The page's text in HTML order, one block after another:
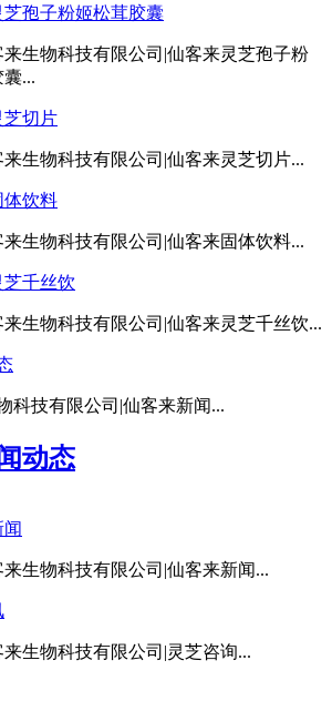
芝孢子粉姬松茸胶囊
生物科技有限公司|仙客来灵芝孢子粉
...
芝切片
生物科技有限公司|仙客来灵芝切片...
体饮料
生物科技有限公司|仙客来固体饮料...
芝千丝饮
生物科技有限公司|仙客来灵芝千丝饮...
科技有限公司|仙客来新闻...
动态
生物科技有限公司|仙客来新闻...
生物科技有限公司|灵芝咨询...